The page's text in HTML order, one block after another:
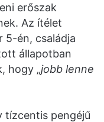
erőszak
Az ítélet
5-én, családja
állapotban
hogy „jobb lenne
tízcentis pengéjű